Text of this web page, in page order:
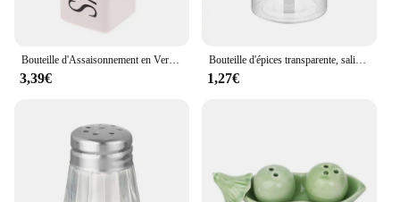
Bouteille d'Assaisonnement en Verre Noir et Blanc, Sel Belle Shaker, Bouteille de Condiment de Cuisine, Bouteille de Rangement, Outils d'Assaisonnement, Gadgets de Cuisine
3,39€
Bouteille d'épices transparente, salière et poivrière, pots d'assaisonnement en plastique pour Barbecue, boîte à condiments, boîte de stockage de poudre de cuisine domestique, 10/1 pièces
1,27€